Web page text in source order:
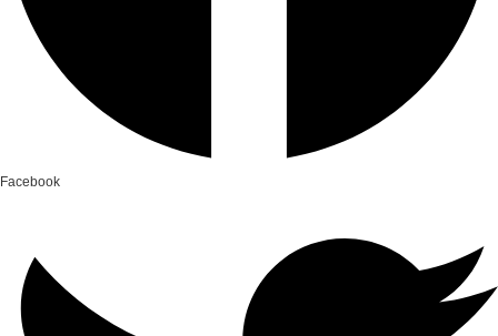
Facebook